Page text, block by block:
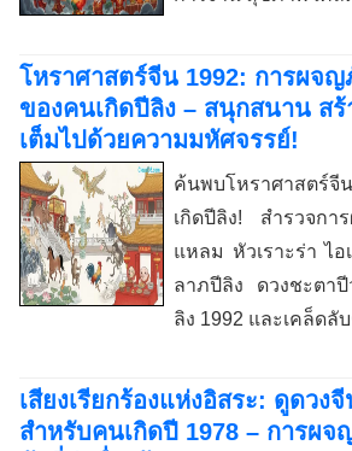
โหราศาสตร์จีน 1992: การผจ
ของคนเกิดปีลิง – สนุกสนาน สร้
เต็มไปด้วยความมหัศจรรย์!
ค้นพบโหราศาสตร์
เกิดปีลิง! สำรวจกา
แหลม หัวเราะร่า ไ
ลาภปีลิง ดวงชะตา
ลิง 1992 และเคล็ด
เสียงเรียกร้องแห่งอิสระ: ดูดวง
สำหรับคนเกิดปี 1978 – การผจ